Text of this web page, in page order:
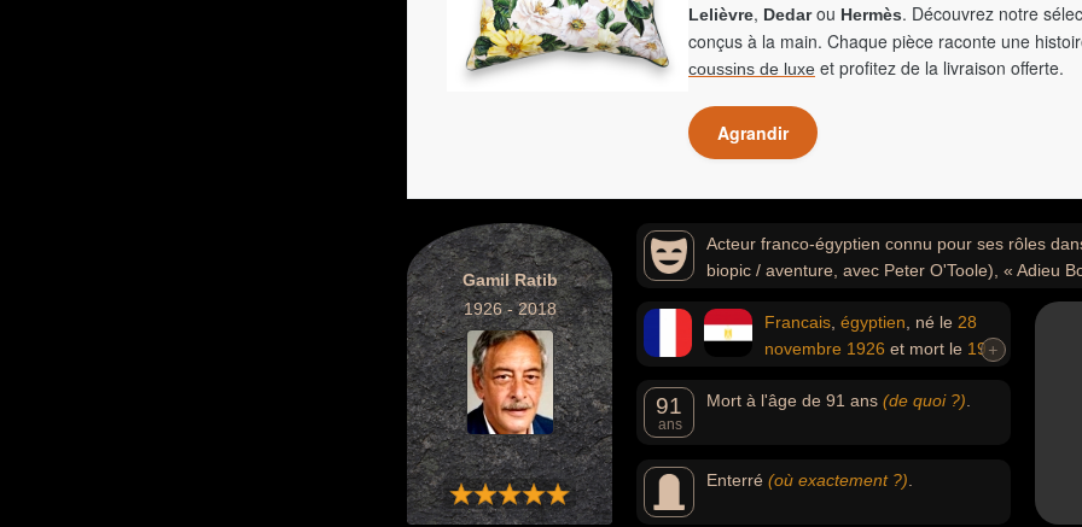
Lelièvre, Dedarou Hermès. Découvrez notre
conçus à la main. Chaque pièce raconte une
coussins de luxe et profitez de la livraison offerte.
Agrandir
Gamil Ratib
1926 - 2018
Acteur franco-égyptien connu pour ses rôles
biopic / aventure, avec Peter O'Toole), « Adieu
Francais égyptien , né le 28
novembre 1926 et mort le 19+
91
ans
Mort à l'âge de 91 ans (de quoi ?)
Enterré (où exactement ?)